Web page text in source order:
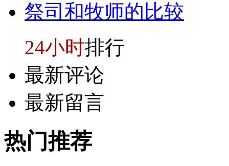
祭司和牧师的比较
24小时排行
最新评论
最新留言
热门推荐